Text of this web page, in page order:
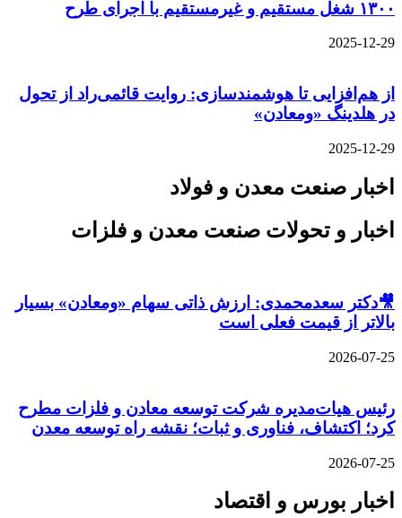
۱۳۰۰ شغل مستقیم و غیرمستقیم با اجرای طرح
2025-12-29
از هم‌افزایی تا هوشمندسازی: روایت قائمی‌راد از تحول
در هلدینگ «ومعادن»
2025-12-29
اخبار صنعت معدن و فولاد
اخبار و تحولات صنعت معدن و فلزات
🎥دکتر سعدمحمدی: ارزش ذاتی سهام «ومعادن» بسیار
بالاتر از قیمت فعلی است
2026-07-25
رئیس هیات‌مدیره شرکت توسعه معادن و فلزات مطرح
کرد؛ اکتشاف، فناوری و ثبات؛ نقشه راه توسعه معدن
2026-07-25
اخبار بورس و اقتصاد